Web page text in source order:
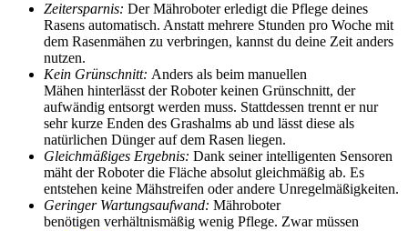
Zeitersparnis: Der Mähroboter erledigt die Pflege deines
Rasens automatisch. Anstatt mehrere Stunden pro Woche mit
dem Rasenmähen zu verbringen, kannst du deine Zeit anders
nutzen.
Kein Grünschnitt: Anders als beim manuellen
Mähen hinterlässt der Roboter keinen Grünschnitt, der
aufwändig entsorgt werden muss. Stattdessen trennt er nur
sehr kurze Enden des Grashalms ab und lässt diese als
natürlichen Dünger auf dem Rasen liegen.
Gleichmäßiges Ergebnis: Dank seiner intelligenten Sensoren
mäht der Roboter die Fläche absolut gleichmäßig ab. Es
entstehen keine Mähstreifen oder andere Unregelmäßigkeiten.
Geringer Wartungsaufwand: Mähroboter
benötigen verhältnismäßig wenig Pflege. Zwar müssen